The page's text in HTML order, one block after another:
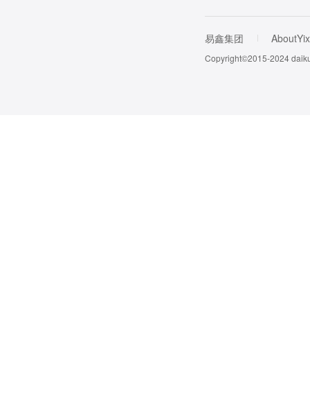
易鑫集团
Copyright©2015-2024